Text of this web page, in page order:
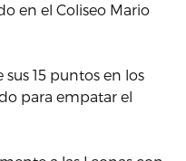
en el Coliseo Mario
15 puntos en los
para empatar el